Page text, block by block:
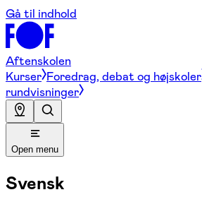
Gå til indhold
Aftenskolen
Kurser Foredrag, debat og højskoler
rundvisninger
Open menu
Svensk